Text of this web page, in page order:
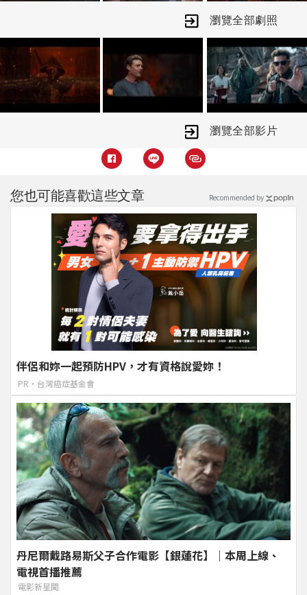
瀏覽全部劇照
瀏覽全部影片
您也可能喜歡這些文章
伴侶和妳一起預防HPV，才有資格說愛妳！
PR・台灣癌症基金會
丹尼爾戴路易斯父子合作電影【銀蓮花】｜本周上線、
電視首播推薦
電影新星聞
Recommended by